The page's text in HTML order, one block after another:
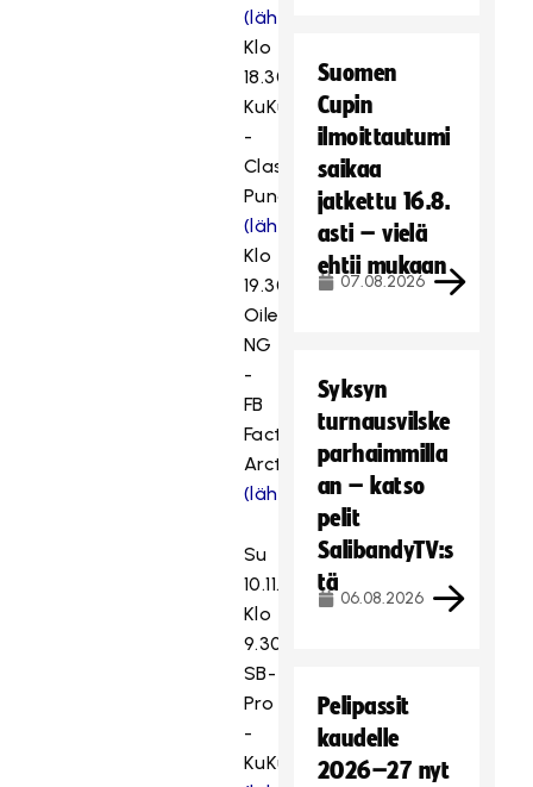
(lähetykseen)
Klo
18.30
KuKu
-
Classic
Punainen
(lähetykseen)
Klo
19.30
Oilers
NG
-
FB
Factor
Arctic
(lähetykseen)
Su
10.11.
Klo
9.30
SB-
Pro
-
KuKu
Suomen
Cupin
ilmoittautumi
saikaa
jatkettu 16.8.
asti – vielä
ehtii mukaan
07.08.2026
Syksyn
turnausvilske
parhaimmilla
an – katso
pelit
SalibandyTV:s
tä
06.08.2026
Pelipassit
kaudelle
2026–27 nyt